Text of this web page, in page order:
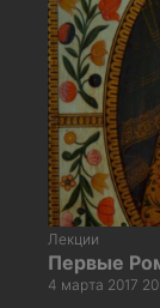
Лекции
Первые
4 марта 2017